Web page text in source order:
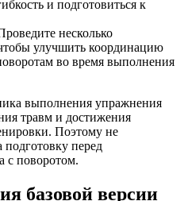
и подготовиться к
несколько
улучшить координацию
во время выполнения
выполнения упражнения
травм и достижения
Поэтому не
подготовку перед
с поворотом.
базовой версии